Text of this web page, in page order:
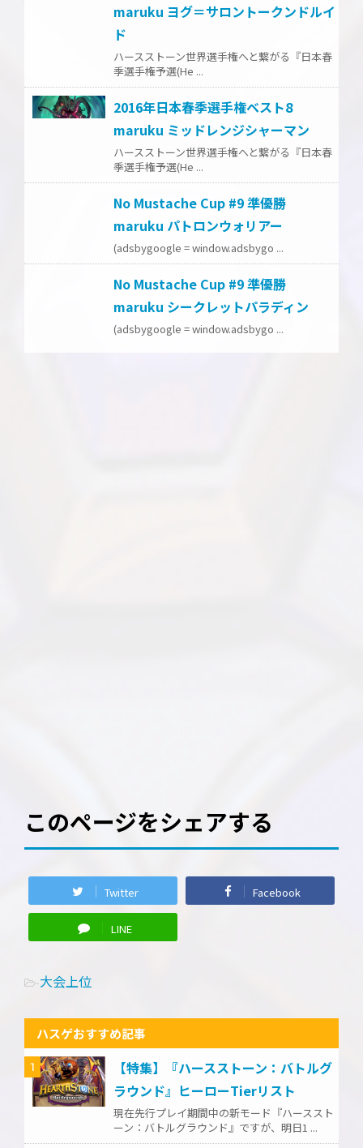
maruku ヨグ＝サロントークンドルイ
ド
ハースストーン世界選手権へと繋がる『日本春
季選手権予選(He ...
2016年日本春季選手権ベスト8
maruku ミッドレンジシャーマン
ハースストーン世界選手権へと繋がる『日本春
季選手権予選(He ...
No Mustache Cup #9 準優勝
maruku パトロンウォリアー
(adsbygoogle = window.adsbygo ...
No Mustache Cup #9 準優勝
maruku シークレットパラディン
(adsbygoogle = window.adsbygo ...
このページをシェアする
Twitter Facebook
LINE
-大会上位
ハスゲおすすめ記事
1
【特集】『ハースストーン：バトルグ
ラウンド』ヒーローTierリスト
現在先行プレイ期間中の新モード『ハーススト
ーン：バトルグラウンド』ですが、明日1 ...